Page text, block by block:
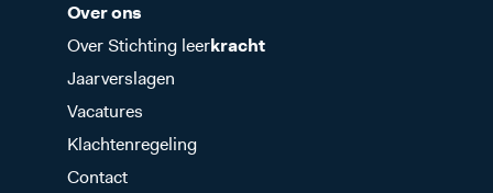
Over ons
Over Stichting leerkracht
Jaarverslagen
Vacatures
Klachtenregeling
Contact